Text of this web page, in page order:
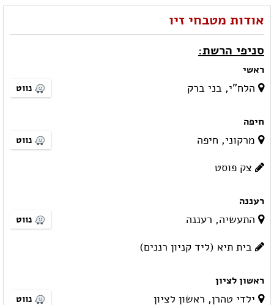
אודות מטבחי זיו
סניפי הרשת:
ראשי
הלח"י, בני ברק נווט
חיפה
מרקוני, חיפה נווט
צק פוסט
רעננה
התעשיה, רעננה נווט
בית תיא (ליד קניון רננים)
ראשון לציון
ילדי טהרן, ראשון לציון נווט